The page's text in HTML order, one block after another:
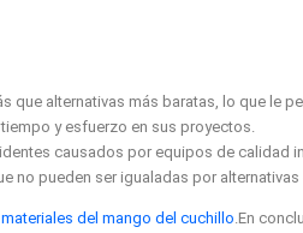
alternativas más baratas, lo que le
y esfuerzo en sus proyectos.
causados por equipos de calidad
no pueden ser igualadas por
materiales del mango del cuchillo.En